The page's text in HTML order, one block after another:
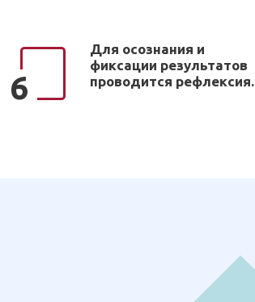
6
Для осознания и
фиксации результатов
проводится рефлексия.